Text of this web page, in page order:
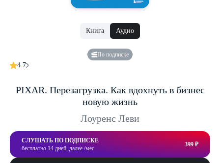
Книга Аудио
По подписке
4.7
PIXAR. Перезагрузка. Как вдохнуть в бизнес
новую жизнь
Лоуренс Леви
СЛУШАТЬ ПО ПОДПИСКЕ
бесплатно 14 дней, далее /мес
399 ₽